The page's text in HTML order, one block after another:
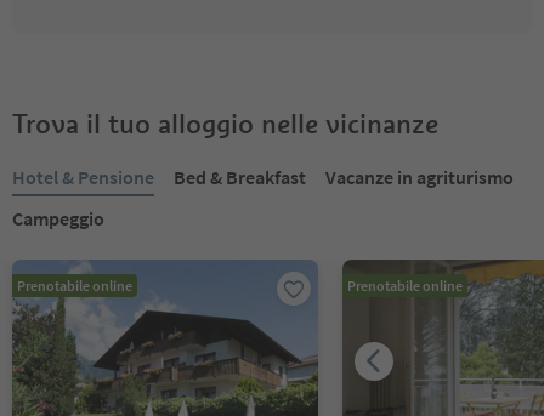
Trova il tuo alloggio nelle vicinanze
Hotel & Pensione Bed & Breakfast
Vacanze in agriturismo
Campeggio
Prenotabile online Prenotabile online